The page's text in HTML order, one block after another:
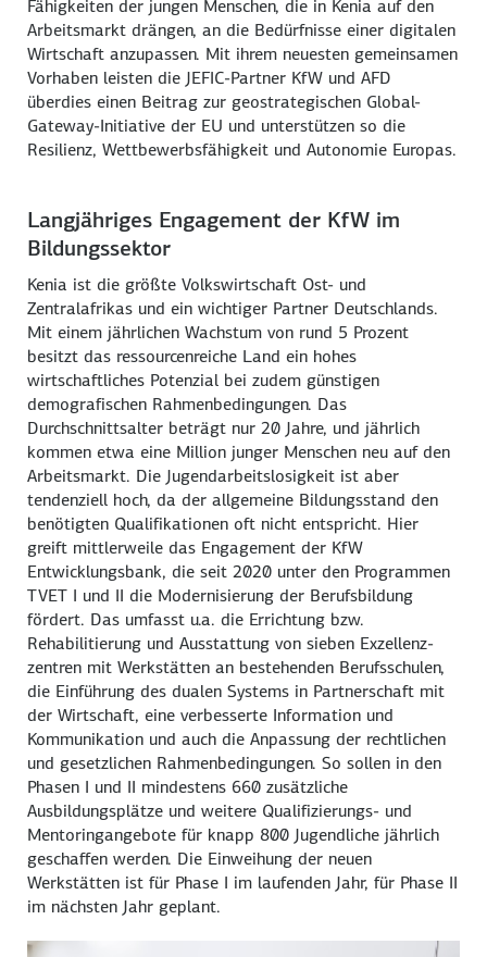
Fähigkeiten der jungen Menschen, die in Kenia auf den
Arbeitsmarkt drängen, an die Bedürfnisse einer digitalen
Wirtschaft anzupassen. Mit ihrem neuesten gemeinsamen
Vorhaben leisten die JEFIC-Partner KfW und AFD
überdies einen Beitrag zur geostrategischen Global-
Gateway-Initiative der EU und unterstützen so die
Resilienz, Wettbewerbs­fähigkeit und Autonomie Europas.
Langjähriges Engagement der KfW im
Bildungssektor
Kenia ist die größte Volkswirtschaft Ost- und
Zentralafrikas und ein wichtiger Partner Deutschlands.
Mit einem jährlichen Wachstum von rund 5 Prozent
besitzt das ressourcenreiche Land ein hohes
wirtschaftliches Potenzial bei zudem günstigen
demografischen Rahmen­bedingungen. Das
Durchschnittsalter beträgt nur 20 Jahre, und jährlich
kommen etwa eine Million junger Menschen neu auf den
Arbeitsmarkt. Die Jugendarbeits­losigkeit ist aber
tendenziell hoch, da der allgemeine Bildungsstand den
benötigten Qualifikationen oft nicht entspricht. Hier
greift mittlerweile das Engagement der KfW
Entwicklungsbank, die seit 2020 unter den Programmen
TVET I und II die Modernisierung der Berufsbildung
fördert. Das umfasst u.a. die Errichtung bzw.
Rehabilitierung und Ausstattung von sieben Exzellenz­
zentren mit Werkstätten an bestehenden Berufsschulen,
die Einführung des dualen Systems in Partnerschaft mit
der Wirtschaft, eine verbesserte Information und
Kommunikation und auch die Anpassung der rechtlichen
und gesetzlichen Rahmen­bedingungen. So sollen in den
Phasen I und II mindestens 660 zusätzliche
Ausbildungsplätze und weitere Qualifizierungs- und
Mentoring­angebote für knapp 800 Jugendliche jährlich
geschaffen werden. Die Einweihung der neuen
Werkstätten ist für Phase I im laufenden Jahr, für Phase II
im nächsten Jahr geplant.